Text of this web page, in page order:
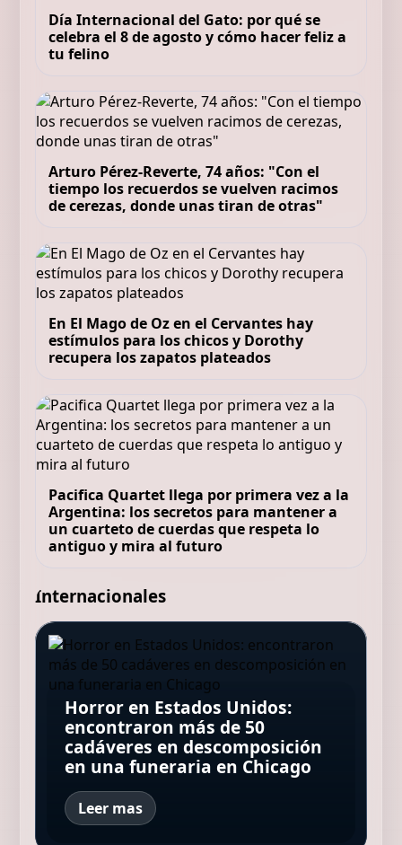
Día Internacional del Gato: por qué se
celebra el 8 de agosto y cómo hacer feliz a
tu felino
Arturo Pérez-Reverte, 74 años: "Con el
tiempo los recuerdos se vuelven racimos
de cerezas, donde unas tiran de otras"
En El Mago de Oz en el Cervantes hay
estímulos para los chicos y Dorothy
recupera los zapatos plateados
Pacifica Quartet llega por primera vez a la
Argentina: los secretos para mantener a
un cuarteto de cuerdas que respeta lo
antiguo y mira al futuro
Internacionales
Demis Hassabis, jefe de IA de
Google: "Nadie en el mundo
sabe con certeza qué va a
pasar de aquí en adelante, y
hasta los expertos no están de
acuerdo"
Tienen 18 y 19 años, son
argentinos y obtuvieron un
reconocimiento en el Mundial
de Robótica en Corea del Sur:
"Fuimos con la expectativa de
priorizar el aprendizaje por
encima del resultado"
Creció en un palacio, escribió
cinco novelas y murió sin
publicar ninguna: décadas
después, su nieto hizo que el
mundo la leyera
Horror en Estados Unidos:
encontraron más de 50
cadáveres en descomposición
en una funeraria en Chicago
Leer mas
Desvelan el sueldo que pide
Fernando Alonso para renovar
con Aston Martin y hasta
cuándo quiere firmar